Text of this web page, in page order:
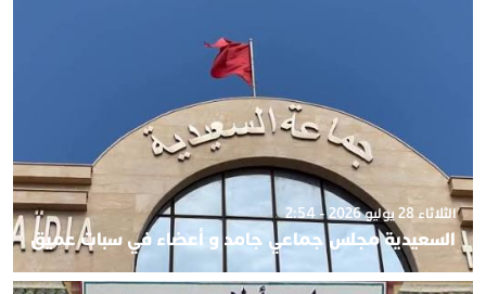
الثلاثاء 28 يوليو 2026 - 2:54
السعيدية مجلس جماعي جامد و أعضاء في سبات عميق